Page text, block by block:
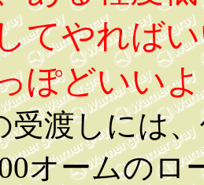
てやれば
ぽどいい
受渡しには
オームのロ